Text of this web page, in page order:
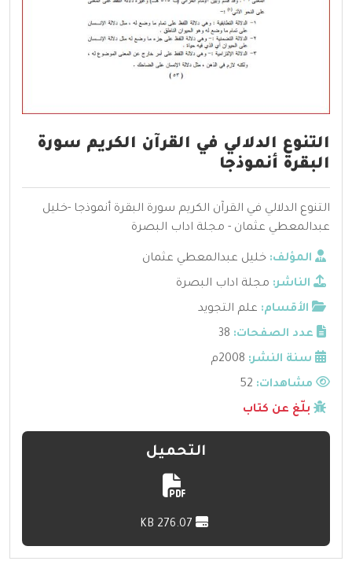
التنوع الدلالي في القرآن الكريم سورة
البقرة أنموذجا
التنوع الدلالي في القرآن الكريم سورة البقرة أنموذجا -خليل
عبدالمعطي عثمان - مجلة اداب البصرة
المؤلف: خليل عبدالمعطي عثمان
الناشر: مجلة اداب البصرة
الأقسام: علم التجويد
عدد الصفحات: 38
سنة النشر: 2008م
مشاهدات:
بلّغ عن كتاب
التحميل